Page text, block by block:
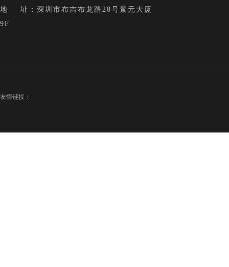
地 址：深圳市布吉布龙路28号景元大厦
9F
友情链接：